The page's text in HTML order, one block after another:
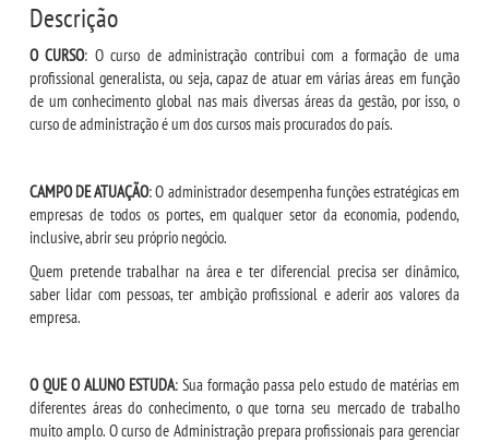
BLOG CONEXÃO UNIESP
LOGIN
PORTAL DE ALUNOS
PORTAL DE PROFESSORES/ACADÊMICO
CONTATO
Descrição
O CURSO: O curso de administração contribui com a formação de uma
profissional generalista, ou seja, capaz de atuar em várias áreas em função
de um conhecimento global nas mais diversas áreas da gestão, por isso, o
curso de administração é um dos cursos mais procurados do país.
CAMPO DE ATUAÇÃO: O administrador desempenha funções estratégicas em
empresas de todos os portes, em qualquer setor da economia, podendo,
inclusive, abrir seu próprio negócio.
Quem pretende trabalhar na área e ter diferencial precisa ser dinâmico,
saber lidar com pessoas, ter ambição profissional e aderir aos valores da
empresa.
O QUE O ALUNO ESTUDA: Sua formação passa pelo estudo de matérias em
diferentes áreas do conhecimento, o que torna seu mercado de trabalho
muito amplo. O curso de Administração prepara profissionais para gerenciar